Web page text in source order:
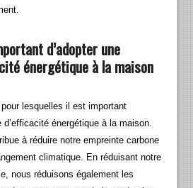
d’adopter une
énergétique à la maison
lesquelles il est important
d’efficacité énergétique à la maison.
à réduire notre empreinte carbone
climatique. En réduisant notre
nous réduisons également les